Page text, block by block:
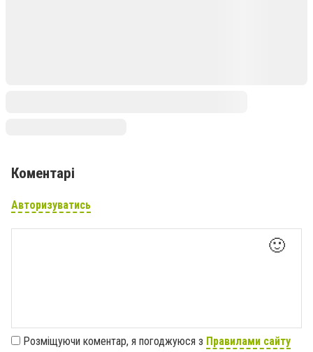
Коментарі
Авторизуватись
🙂
Розміщуючи коментар, я погоджуюся з Правилами сайту